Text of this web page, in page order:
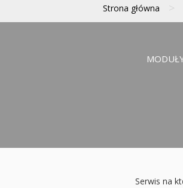
Strona główna >
Serwis na